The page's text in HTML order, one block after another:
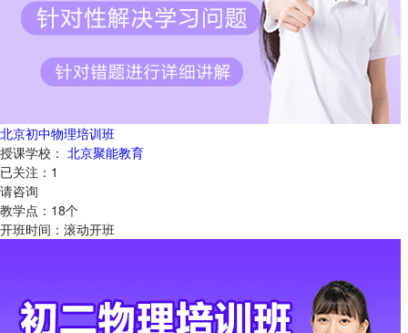
北京初中物理培训班
授课学校： 北京聚能教育
已关注： 1
请咨询
教学点： 18个
开班时间： 滚动开班